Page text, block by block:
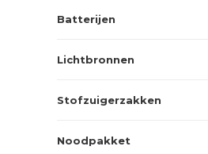
Batterijen
Lichtbronnen
Stofzuigerzakken
Noodpakket